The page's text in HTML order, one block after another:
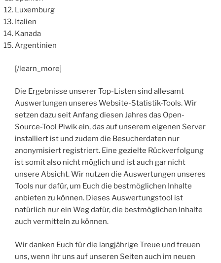
Luxemburg
Italien
Kanada
Argentinien
[/learn_more]
Die Ergebnisse unserer Top-Listen sind allesamt
Auswertungen unseres Website-Statistik-Tools. Wir
setzen dazu seit Anfang diesen Jahres das Open-
Source-Tool Piwik ein, das auf unserem eigenen Server
installiert ist und zudem die Besucherdaten nur
anonymisiert registriert. Eine gezielte Rückverfolgung
ist somit also nicht möglich und ist auch gar nicht
unsere Absicht. Wir nutzen die Auswertungen unseres
Tools nur dafür, um Euch die bestmöglichen Inhalte
anbieten zu können. Dieses Auswertungstool ist
natürlich nur ein Weg dafür, die bestmöglichen Inhalte
auch vermitteln zu können.
Wir danken Euch für die langjährige Treue und freuen
uns, wenn ihr uns auf unseren Seiten auch im neuen